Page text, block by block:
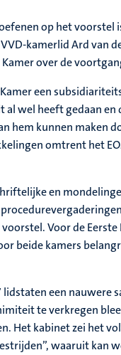
op het
kamerlid Ard van
over de
Kamer een
wel heeft gedaan
hem kunnen
omtrent het
en
Voor de
beide kamers
een
te verkregen
Het kabinet zei het
waaruit kan